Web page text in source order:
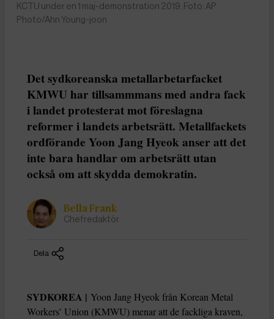
KCTU under en 1 maj-demonstration 2019. Foto: AP
Photo/Ahn Young-joon
Det sydkoreanska metallarbetarfacket
KMWU har tillsammmans med andra fack
i landet protesterat mot föreslagna
reformer i landets arbetsrätt. Metallfackets
ordförande Yoon Jang Hyeok anser att det
inte bara handlar om arbetsrätt utan
också om att skydda demokratin.
Bella Frank
Chefredaktör
Dela
SYDKOREA | Yoon Jang Hyeok från Korean Metal
Workers’ Union (KMWU) menar att de fackliga kraven,